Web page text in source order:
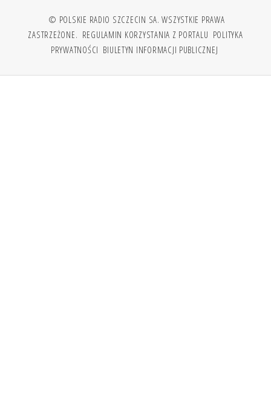
© POLSKIE RADIO SZCZECIN SA. WSZYSTKIE PRAWA
ZASTRZEŻONE. REGULAMIN KORZYSTANIA Z PORTALU POLITYKA
PRYWATNOŚCI BIULETYN INFORMACJI PUBLICZNEJ